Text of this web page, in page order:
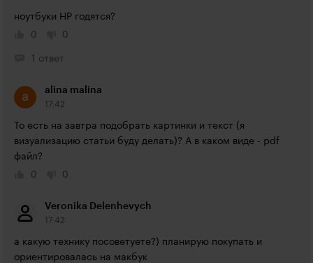
ноутбуки HP годятся?
0
0
1 ответ
alina malina
17:42
То есть на завтра подобрать картинки и текст (я
визуализацию статьи буду делать)? А в каком виде - pdf
файл?
0
0
Veronika Delenhevych
17:42
а какую технику посоветуете?) планирую покупать и
ориентировалась на макбук